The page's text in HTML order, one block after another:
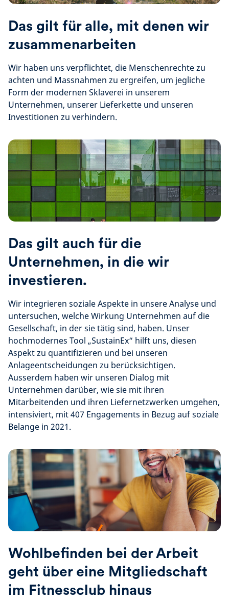
Das gilt für alle, mit denen wir
zusammenarbeiten
Wir haben uns verpflichtet, die Menschenrechte zu
achten und Massnahmen zu ergreifen, um jegliche
Form der modernen Sklaverei in unserem
Unternehmen, unserer Lieferkette und unseren
Investitionen zu verhindern.
Das gilt auch für die
Unternehmen, in die wir
investieren.
Wir integrieren soziale Aspekte in unsere Analyse und
untersuchen, welche Wirkung Unternehmen auf die
Gesellschaft, in der sie tätig sind, haben. Unser
hochmodernes Tool „SustainEx“ hilft uns, diesen
Aspekt zu quantifizieren und bei unseren
Anlageentscheidungen zu berücksichtigen.
Ausserdem haben wir unseren Dialog mit
Unternehmen darüber, wie sie mit ihren
Mitarbeitenden und ihren Liefernetzwerken umgehen,
intensiviert, mit 407 Engagements in Bezug auf soziale
Belange in 2021.
Wohlbefinden bei der Arbeit
geht über eine Mitgliedschaft
im Fitnessclub hinaus